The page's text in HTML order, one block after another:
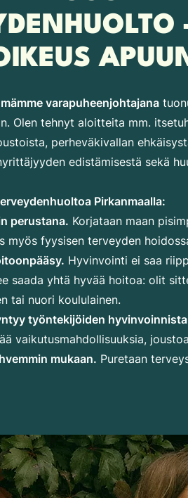
varapuheenjohtajana
Olen tehnyt aloitteita mm.
perheväkivallan
edistämisestä sekä
Pirkanmaalla:
perustana. Korjataan maan
myös fyysisen terveyden
Hyvinvointi ei saa
saada yhtä hyvää hoitoa: olit
tai nuori koululainen.
työntekijöiden
vaikutusmahdollisuuksia,
mukaan. Puretaan